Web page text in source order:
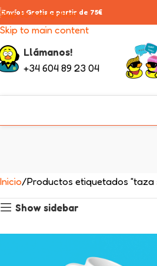
Skip to navigation
Skip to main content
Envíos Gratis a partir de 75€
Llámanos!
+34 604 89 23 04
Inicio Productos etiquetados “taza
Show sidebar